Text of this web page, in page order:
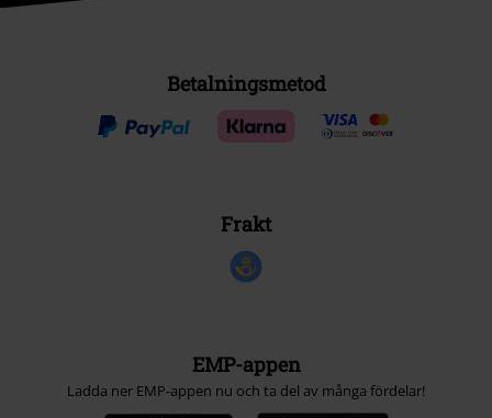
Betalningsmetod
Frakt
EMP-appen
Ladda ner EMP-appen nu och ta del av många fördelar!